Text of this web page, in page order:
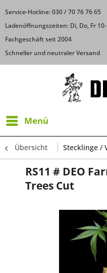
Service-Hotline: 030 / 70 76 76 65
Ladenöffnungszeiten: Di, Do, Fr
Fachgeschäft seit 2004
Schneller und neutraler Versand
Menü
Übersicht Stecklinge /
RS11 # DEO
Trees Cut